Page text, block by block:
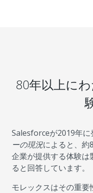
80年以上に
Salesforceが2019年に
ーの現況によると、約
企業が提供する体験は
ると回答しています。
モレックスはその重要